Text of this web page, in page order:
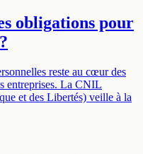
obligations pour
reste au cœur des
entreprises. La CNIL
et des Libertés) veille à la